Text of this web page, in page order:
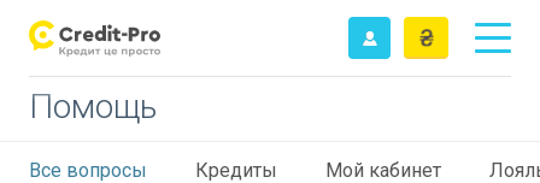
Помощь
Все вопросы Кредиты Мой кабинет